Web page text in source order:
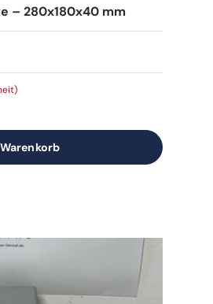
– 280x180x40 mm